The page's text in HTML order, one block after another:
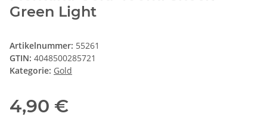
Green Light
Artikelnummer: 55261
GTIN: 4048500285721
Kategorie: Gold
4,90 €